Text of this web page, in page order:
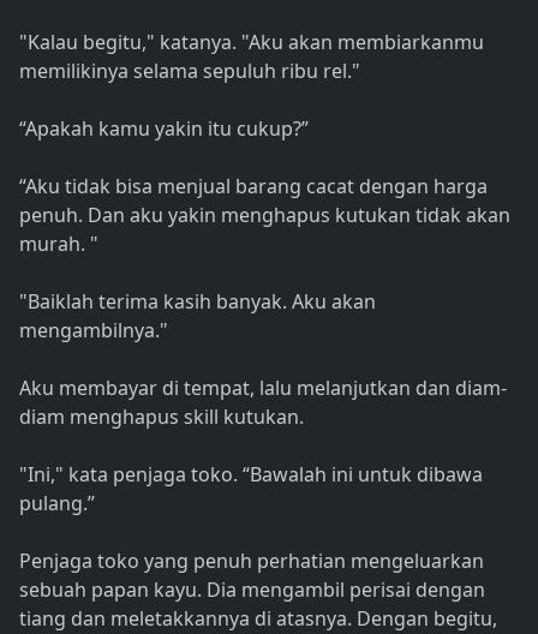
"Kalau begitu," katanya. "Aku akan membiarkanmu
memilikinya selama sepuluh ribu rel."
“Apakah kamu yakin itu cukup?”
“Aku tidak bisa menjual barang cacat dengan harga
penuh. Dan aku yakin menghapus kutukan tidak akan
murah. "
"Baiklah terima kasih banyak. Aku akan
mengambilnya."
Aku membayar di tempat, lalu melanjutkan dan diam-
diam menghapus skill kutukan.
"Ini," kata penjaga toko. “Bawalah ini untuk dibawa
pulang.”
Penjaga toko yang penuh perhatian mengeluarkan
sebuah papan kayu. Dia mengambil perisai dengan
tiang dan meletakkannya di atasnya. Dengan begitu,